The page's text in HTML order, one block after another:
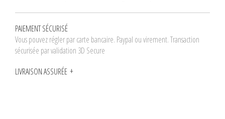
PAIEMENT SÉCURISÉ
Vous pouvez régler par carte bancaire. Paypal ou virement. Transaction
sécurisée par validation 3D Secure
LIVRAISON ASSURÉE